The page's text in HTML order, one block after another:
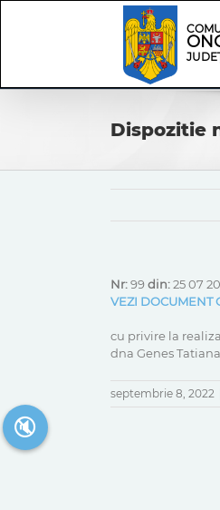
Dispozitie
Nr:99din:25 07
VEZI DOCUMENT
cu privire la
dna Genes
septembrie 8, 2022
🔇